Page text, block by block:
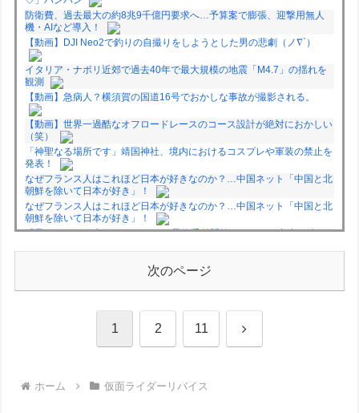
防衛費、過去最大の約8兆9千億円要求へ…予算案で膨張、迎撃用無人
機・AIなど導入！
【動画】DJI Neo2で釣りの自撮りをしようとした男の悲劇（ノ∇`）
イタリア・ナポリ近郊で過去40年で最大規模の地震「M4.7」の揺れを
観測
【動画】急病人？横須賀の国道16号でおかしな事故が撮影される。
【動画】世界一過酷なオフロードレースのコース設計が絶対におかしい
（笑）
「神聖なる場所です」靖国神社、境内におけるコスプレや軍装の禁止を
発表！
なぜフランス人はこれほど日本が好きなのか？…中国ネット「中国と北
朝鮮を除いて日本が好き」！
なぜフランス人はこれほど日本が好きなのか？…中国ネット「中国と北
朝鮮を除いて日本が好き」！
「君たちはどう生きるか」Blu-ray予約受付開始！アフレコ台本や絵コ
★【ワートリ】今月新発売!!第27巻まとめ【コメント欄まとめます】
験㊳」【コメント欄まとめます】【しばらく固定記事です】
★【ワートリ】風間隊3人≒忍田単騎くらいのイメージかな
次のページ
1 2 11 次
ホーム 仮面ライダーリバイス